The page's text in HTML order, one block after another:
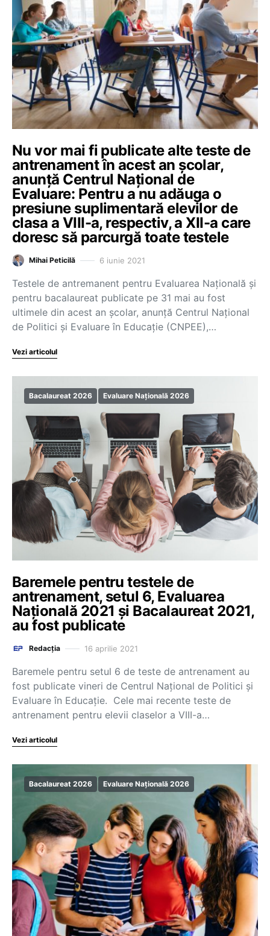
Nu vor mai fi publicate alte teste de
antrenament în acest an școlar,
anunță Centrul Național de
Evaluare: Pentru a nu adăuga o
presiune suplimentară elevilor de
clasa a VIII-a, respectiv, a XII-a care
doresc să parcurgă toate testele
Mihai Peticilă 6 iunie 2021
Testele de antremanent pentru Evaluarea Națională și
pentru bacalaureat publicate pe 31 mai au fost
ultimele din acest an școlar, anunță Centrul Național
de Politici și Evaluare în Educație (CNPEE),…
Vezi articolul
Bacalaureat 2026 Evaluare Națională 2026
Baremele pentru testele de
antrenament, setul 6, Evaluarea
Națională 2021 și Bacalaureat 2021,
au fost publicate
Redacția 16 aprilie 2021
Baremele pentru setul 6 de teste de antrenament au
fost publicate vineri de Centrul Național de Politici și
Evaluare în Educație. Cele mai recente teste de
antrenament pentru elevii claselor a VIII-a…
Vezi articolul
Bacalaureat 2026 Evaluare Națională 2026